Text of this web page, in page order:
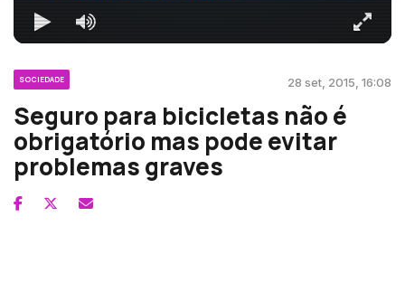
SOCIEDADE 28 set, 2015, 16:08
Seguro para bicicletas não é
obrigatório mas pode evitar
problemas graves